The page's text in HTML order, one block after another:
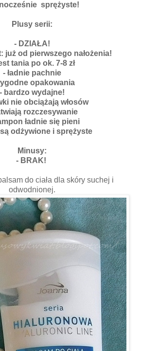
sprężyste!
Plusy serii:
- DZIAŁA!
już od pierwszego nałożenia!
tania po ok. 7-8 zł
- ładnie pachnie
opakowania
- bardzo wydajne!
nie obciążają włosów
rozczesywanie
ładnie się pieni
są odżywione i sprężyste
Minusy:
- BRAK!
do ciała dla skóry suchej i
odwodnionej.